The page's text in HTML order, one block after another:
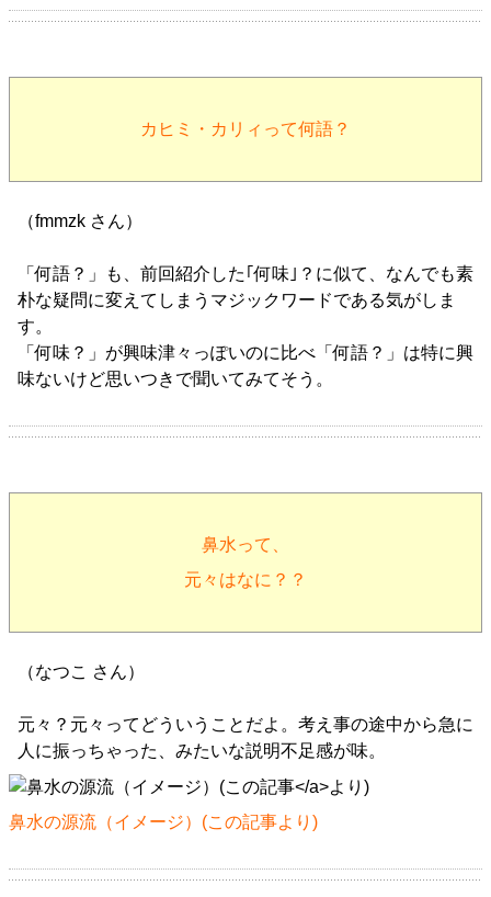
カヒミ・カリィって何語？
（fmmzk さん）
「何語？」も、前回紹介した｢何味｣？に似て、なんでも素
朴な疑問に変えてしまうマジックワードである気がしま
す。
「何味？」が興味津々っぽいのに比べ「何語？」は特に興
味ないけど思いつきで聞いてみてそう。
鼻水って、
元々はなに？？
（なつこ さん）
元々？元々ってどういうことだよ。考え事の途中から急に
人に振っちゃった、みたいな説明不足感が味。
鼻水の源流（イメージ）(この記事より)